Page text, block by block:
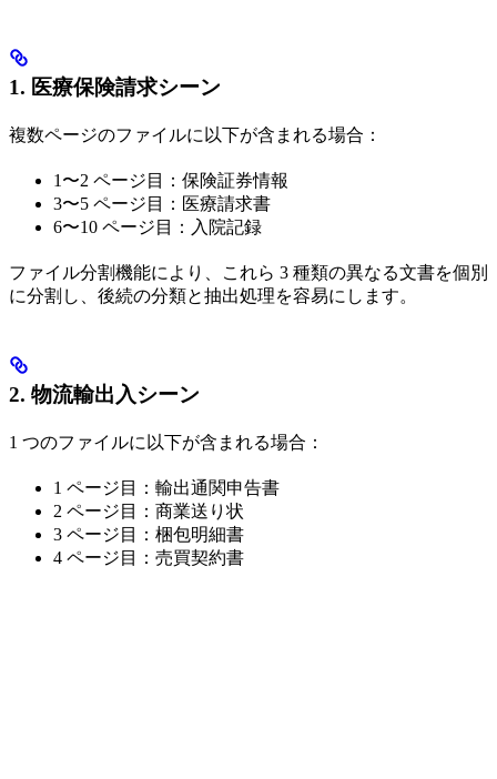
1. 医療保険請求シーン
複数ページのファイルに以下が含まれる場合：
1〜2 ページ目：保険証券情報
3〜5 ページ目：医療請求書
6〜10 ページ目：入院記録
ファイル分割機能により、これら 3 種類の異なる文書を個別
に分割し、後続の分類と抽出処理を容易にします。
2. 物流輸出入シーン
1 つのファイルに以下が含まれる場合：
1 ページ目：輸出通関申告書
2 ページ目：商業送り状
3 ページ目：梱包明細書
4 ページ目：売買契約書